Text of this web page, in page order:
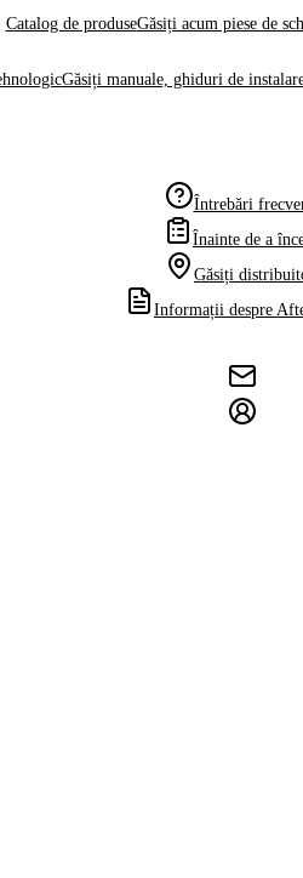
Catalog de produseGăsiți acum piese de
Găsiți manuale, ghiduri de
Întrebări
Înainte de a
Găsiți
Informații despre